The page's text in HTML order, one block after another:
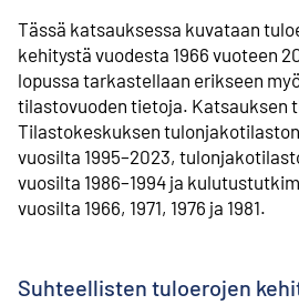
Tässä katsauksessa kuvataan
kehitystä vuodesta 1966 vuoteen
lopussa tarkastellaan erikseen
tilastovuoden tietoja. Katsauksen
Tilastokeskuksen
vuosilta 1995–2023,
vuosilta 1986–1994 ja
vuosilta 1966, 1971, 1976 ja 1981.
Suhteellisten tuloerojen